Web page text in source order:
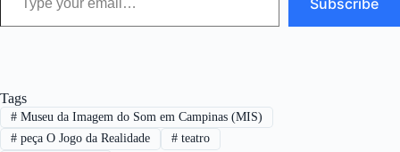
Tags
#Museu da Imagem do Som em Campinas (MIS)
#peça O Jogo da Realidade #teatro